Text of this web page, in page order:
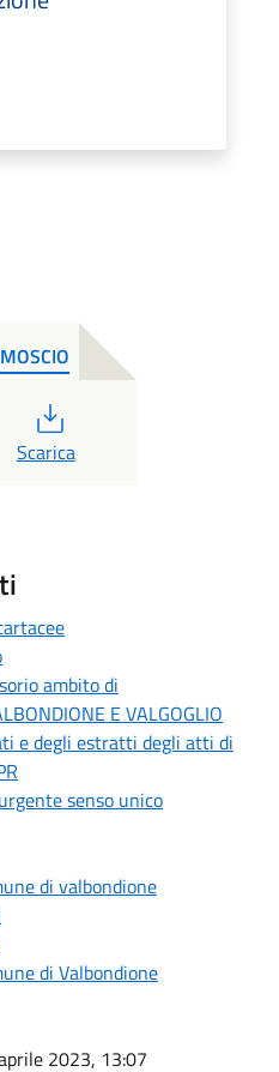
Scarica
ambito di
E VALGOGLIO
e degli estratti degli atti di
senso unico
di valbondione
di Valbondione
2023, 13:07